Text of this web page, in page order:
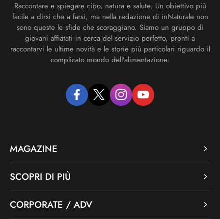
Raccontare e spiegare cibo, natura e salute. Un obiettivo più
facile a dirsi che a farsi, ma nella redazione di inNaturale non
sono queste le sfide che scoraggiano. Siamo un gruppo di
giovani affiatati in cerca del servizio perfetto, pronti a
raccontarvi le ultime novità e le storie più particolari riguardo il
complicato mondo dell’alimentazione.
facebooktwitter instagramyoutube
MAGAZINE
SCOPRI DI PIÙ
CORPORATE / ADV